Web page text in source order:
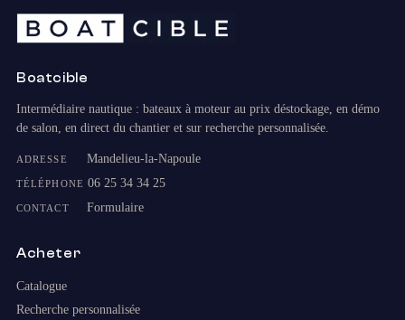
Boatcible
Intermédiaire nautique : bateaux à moteur au prix déstockage, en démo
de salon, en direct du chantier et sur recherche personnalisée.
ADRESSE Mandelieu-la-Napoule
TÉLÉPHONE 06 25 34 34 25
CONTACT Formulaire
Acheter
Catalogue
Recherche personnalisée